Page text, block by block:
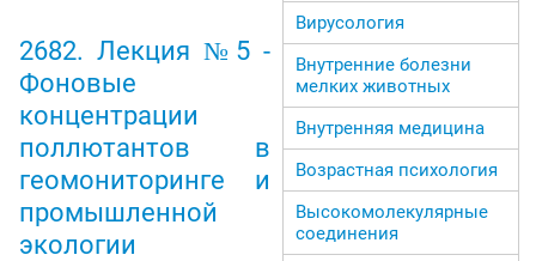
2682. Лекция №5 -
Фоновые
концентрации
поллютантов в
геомониторинге и
промышленной
экологии
Вирусология
Внутренние болезни
мелких животных
Внутренняя медицина
Возрастная психология
Высокомолекулярные
соединения